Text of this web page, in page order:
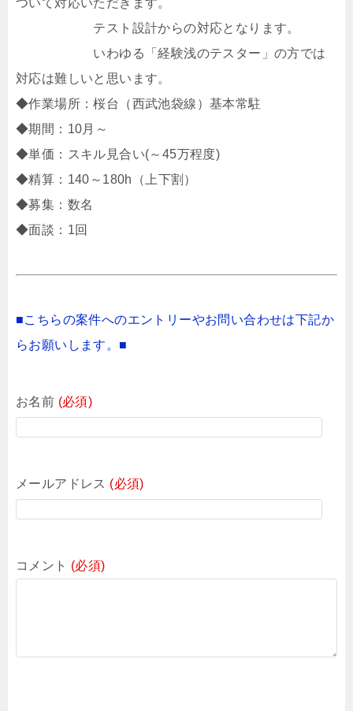
ついて対応いただきます。
テスト設計からの対応となります。
いわゆる「経験浅のテスター」の方では
対応は難しいと思います。
◆作業場所：桜台（西武池袋線）基本常駐
◆期間：10月～
◆単価：スキル見合い(～45万程度)
◆精算：140～180h（上下割）
◆募集：数名
◆面談：1回
■こちらの案件へのエントリーやお問い合わせは下記か
らお願いします。■
お名前 (必須)
メールアドレス (必須)
コメント (必須)